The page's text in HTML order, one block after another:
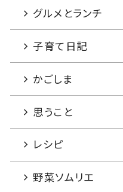
グルメとランチ
子育て日記
かごしま
思うこと
レシピ
野菜ソムリエ